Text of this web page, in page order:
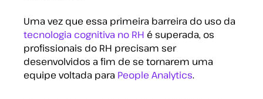
Uma vez que essa primeira barreira do uso da
tecnologia cognitiva no RH é superada, os
profissionais do RH precisam ser
desenvolvidos a fim de se tornarem uma
equipe voltada para People Analytics.